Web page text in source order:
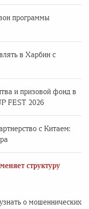
программы
в Харбин с
и призовой фонд в
FEST 2026
с Китаем:
структуру
о мошеннических